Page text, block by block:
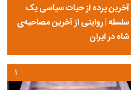
آخرین پرده از حیات سیاسی یک
سلسله | روایتی از آخرین مصاحبه‌ی
شاه در ایران
۱